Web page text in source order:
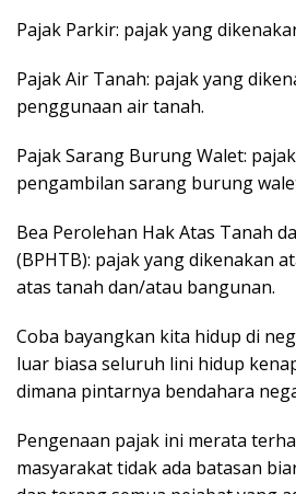
Pajak Parkir: pajak yang
Pajak Air Tanah: pajak yang
penggunaan air tanah.
Pajak Sarang Burung Walet:
pengambilan sarang burung
Bea Perolehan Hak Atas Tanah
(BPHTB): pajak yang dikenakan
atas tanah dan/atau bangunan.
Coba bayangkan kita hidup di
luar biasa seluruh lini hidup
dimana pintarnya bendahara
Pengenaan pajak ini merata
masyarakat tidak ada batasan